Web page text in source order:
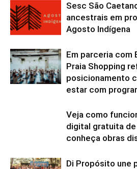
Sesc São
ancestrais em
Agosto Indígena
Em parceria
Praia Shopping
posicionamento
estar com
Veja como
digital gratuita de
conheça obras
Di Propósito une